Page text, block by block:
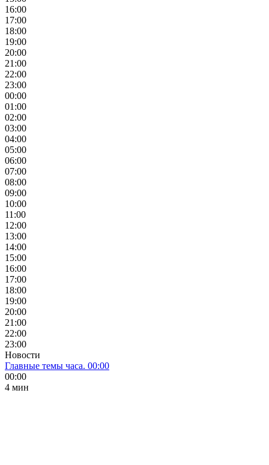
16:00
17:00
18:00
19:00
20:00
21:00
22:00
23:00
00:00
01:00
02:00
03:00
04:00
05:00
06:00
07:00
08:00
09:00
10:00
11:00
12:00
13:00
14:00
15:00
16:00
17:00
18:00
19:00
20:00
21:00
22:00
23:00
Новости
Главные темы часа. 00:00
00:00
4 мин